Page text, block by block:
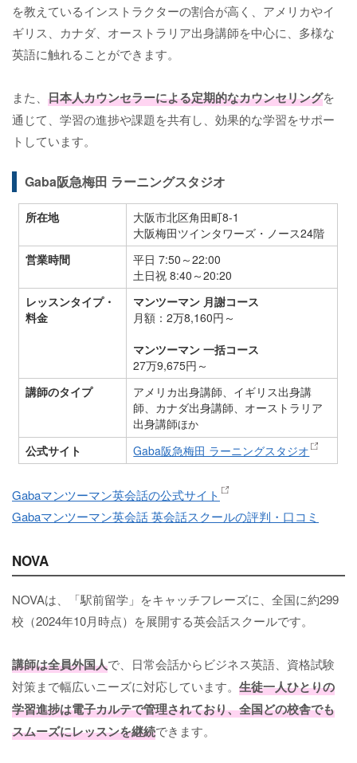
を教えているインストラクターの割合が高く、アメリカやイ
ギリス、カナダ、オーストラリア出身講師を中心に、多様な
英語に触れることができます。
また、 日本人カウンセラーによる定期的なカウンセリングを
通じて、学習の進捗や課題を共有し、効果的な学習をサポー
トしています。
Gaba阪急梅田 ラーニングスタジオ
所在地
大阪市北区角田町8-1
大阪梅田ツインタワーズ・ノース24階
営業時間
平日 7:50～22:00
土日祝 8:40～20:20
レッスンタイプ・
料金
マンツーマン 月謝コース
月額：2万8,160円～
マンツーマン 一括コース
27万9,675円～
講師のタイプ
アメリカ出身講師、イギリス出身講
師、カナダ出身講師、オーストラリア
出身講師ほか
公式サイト Gaba阪急梅田 ラーニングスタジオ
Gabaマンツーマン英会話の公式サイト
Gabaマンツーマン英会話 英会話スクールの評判・口コミ
NOVA
NOVAは、「駅前留学」をキャッチフレーズに、全国に約299
校（2024年10月時点）を展開する英会話スクールです。
講師は全員外国人で、日常会話からビジネス英語、資格試験
対策まで幅広いニーズに対応しています。 生徒一人ひとりの
学習進捗は電子カルテで管理されており、全国どの校舎でも
スムーズにレッスンを継続できます。